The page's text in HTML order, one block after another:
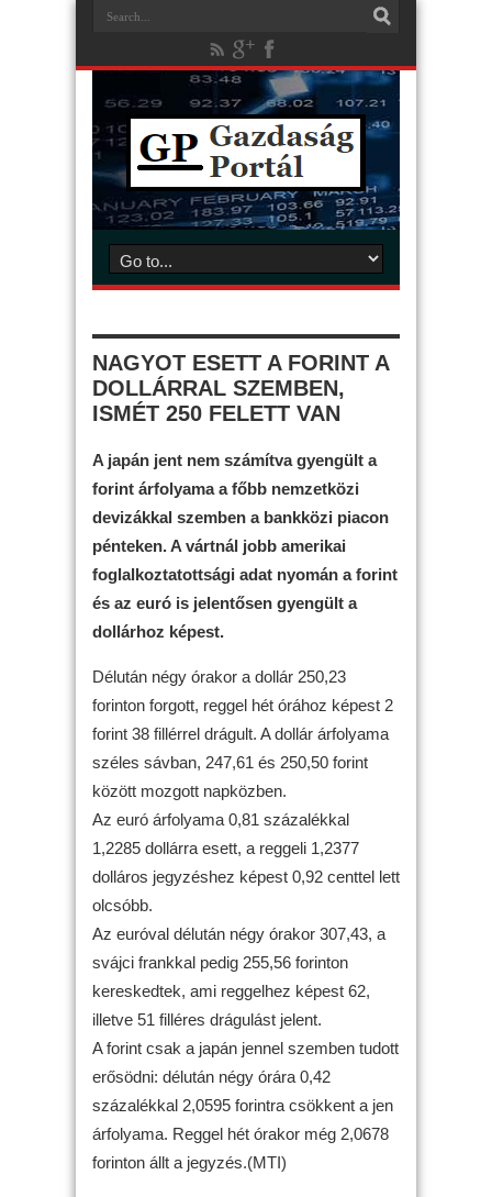
NAGYOT ESETT A FORINT A
DOLLÁRRAL SZEMBEN,
ISMÉT 250 FELETT VAN
A japán jent nem számítva gyengült a
forint árfolyama a főbb nemzetközi
devizákkal szemben a bankközi piacon
pénteken. A vártnál jobb amerikai
foglalkoztatottsági adat nyomán a forint
és az euró is jelentősen gyengült a
dollárhoz képest.
Délután négy órakor a dollár 250,23
forinton forgott, reggel hét órához képest 2
forint 38 fillérrel drágult. A dollár árfolyama
széles sávban, 247,61 és 250,50 forint
között mozgott napközben.
Az euró árfolyama 0,81 százalékkal
1,2285 dollárra esett, a reggeli 1,2377
dolláros jegyzéshez képest 0,92 centtel lett
olcsóbb.
Az euróval délután négy órakor 307,43, a
svájci frankkal pedig 255,56 forinton
kereskedtek, ami reggelhez képest 62,
illetve 51 filléres drágulást jelent.
A forint csak a japán jennel szemben tudott
erősödni: délután négy órára 0,42
százalékkal 2,0595 forintra csökkent a jen
árfolyama. Reggel hét órakor még 2,0678
forinton állt a jegyzés.(MTI)